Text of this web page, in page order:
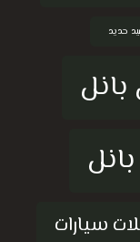
حديد
سيارات